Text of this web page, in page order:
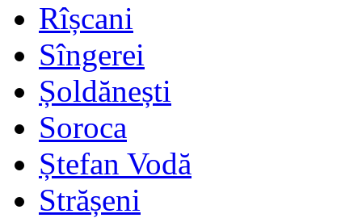
Rîșcani
Sîngerei
Șoldănești
Soroca
Ștefan Vodă
Strășeni